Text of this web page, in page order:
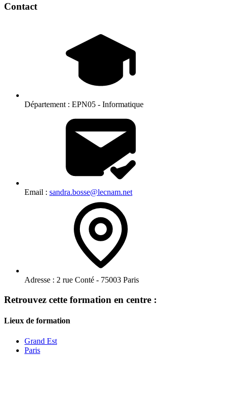
Contact
Département : EPN05 - Informatique
Email : sandra.bosse@lecnam.net
Adresse : 2 rue Conté - 75003 Paris
Retrouvez cette formation en centre :
Lieux de formation
Grand Est
Paris